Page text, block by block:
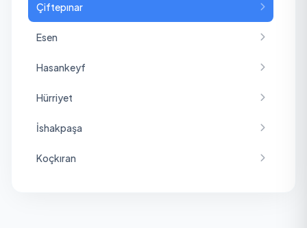
Çiftepınar
Esen
Hasankeyf
Hürriyet
İshakpaşa
Koçkıran